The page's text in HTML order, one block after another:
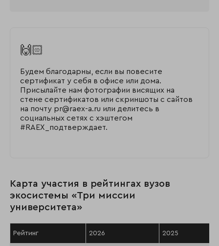
🙌🏻
Будем благодарны, если вы повесите
сертификат у себя в офисе или дома.
Присылайте нам фотографии висящих на
стене сертификатов или скриншоты с сайтов
на почту pr@raex-a.ru или делитесь в
социальных сетях с хэштегом
#RAEX_подтверждает.
Карта участия в рейтингах вузов
экосистемы «Три миссии
университета»
Рейтинг 2026 2025